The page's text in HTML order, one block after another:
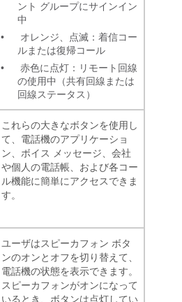
ント グループにサインイン
中
•
オレンジ、点滅：着信コー
ルまたは復帰コール
•
赤色に点灯：リモート回線
の使用中（共有回線または
回線ステータス）
これらの大きなボタンを使用し
て、電話機のアプリケーショ
ン、ボイス メッセージ、会社
や個人の電話帳、および各コー
ル機能に簡単にアクセスできま
す。
ユーザはスピーカフォン ボタ
ンのオンとオフを切り替えて、
電話機の状態を表示できます。
スピーカフォンがオンになって
いるとき、ボタンは点灯してい